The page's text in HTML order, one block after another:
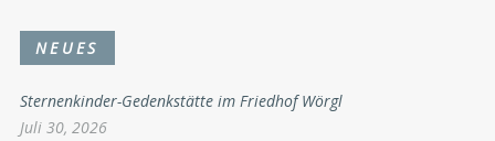
NEUES
Sternenkinder-Gedenkstätte im Friedhof Wörgl
Juli 30, 2026